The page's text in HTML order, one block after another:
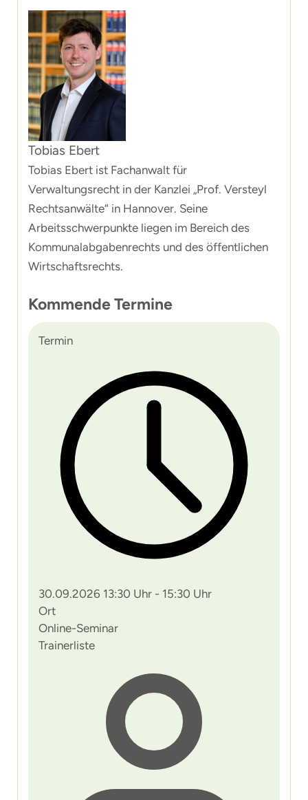
Tobias Ebert
Tobias Ebert ist Fachanwalt für
Verwaltungsrecht in der Kanzlei „Prof. Versteyl
Rechtsanwälte“ in Hannover. Seine
Arbeitsschwerpunkte liegen im Bereich des
Kommunalabgabenrechts und des öffentlichen
Wirtschaftsrechts.
Kommende Termine
Termin
30.09.2026 13:30 Uhr - 15:30 Uhr
Ort
Online-Seminar
Trainerliste